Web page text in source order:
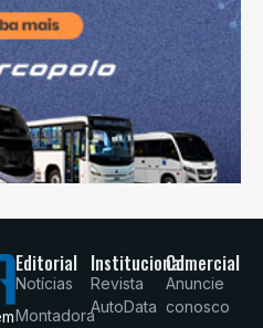
Editorial
Notícias
Montadora
Institucional
Revista
AutoData
Comercial
Anuncie
conosco